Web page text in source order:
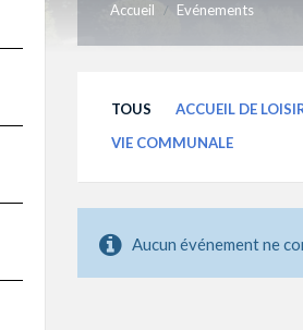
Accueil / Evénements
TOUS ACCUEIL DE
VIE COMMUNALE
Aucun événement ne